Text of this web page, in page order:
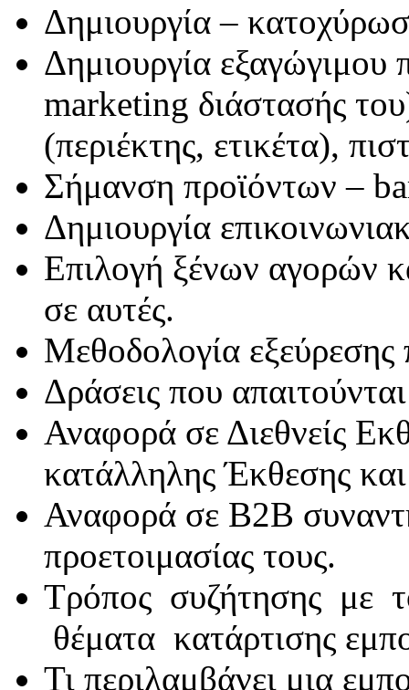
Δημιουργία –
Δημιουργία εξαγώγιμου
marketing διάστασής
(περιέκτης, ετικέτα),
Σήμανση προϊόντων –
Δημιουργία
Επιλογή ξένων αγορών
σε αυτές.
Μεθοδολογία εξεύρεσης
Δράσεις που
Αναφορά σε Διεθνείς
κατάλληλης Έκθεσης
Αναφορά σε Β2Β
προετοιμασίας τους.
Τρόπος συζήτησης με
θέματα κατάρτισης
Τι περιλαμβάνει μια